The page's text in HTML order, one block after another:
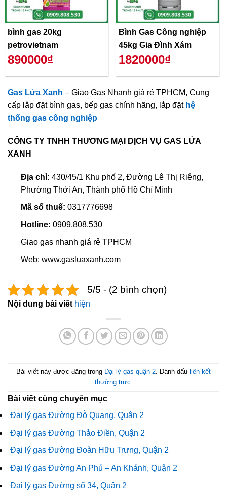
bình gas 20kg
petrovietnam
890000₫
Bình Gas Công nghiệp
45kg Gia Đình Xám
1820000₫
Gas Lửa Xanh – Giao Gas Nhanh giá rẻ TPHCM, Cung
cấp lắp đặt bình gas, bếp gas chính hãng, lắp đặt hệ
thống gas công nghiệp
CÔNG TY TNHH THƯƠNG MẠI DỊCH VỤ GAS LỬA
XANH
Địa chỉ: 430/45/1 Khu phố 2, Đường Lê Thị Riêng,
Phường Thới An, Thành phố Hồ Chí Minh
Mã số thuế: 0317776698
Hotline: 0909.808.530
Giao gas nhanh giá rẻ TPHCM
Web: www.gasluaxanh.com
5/5 - (2 bình chọn)
Nội dung bài viết hiện
Bài viết này được đăng trong Đại lý gas quận 2. Đánh dấu liên kết
thường trực.
Bài viết cùng chuyên mục
Đại lý gas Đường Đỗ Quang, Quận 2
Đại lý gas Đường Thảo Điền, Quận 2
Đại lý gas Đường Đoàn Hữu Trưng, Quận 2
Đại lý gas Đường An Phú – An Khánh, Quận 2
Đại lý gas Đường số 34, Quận 2